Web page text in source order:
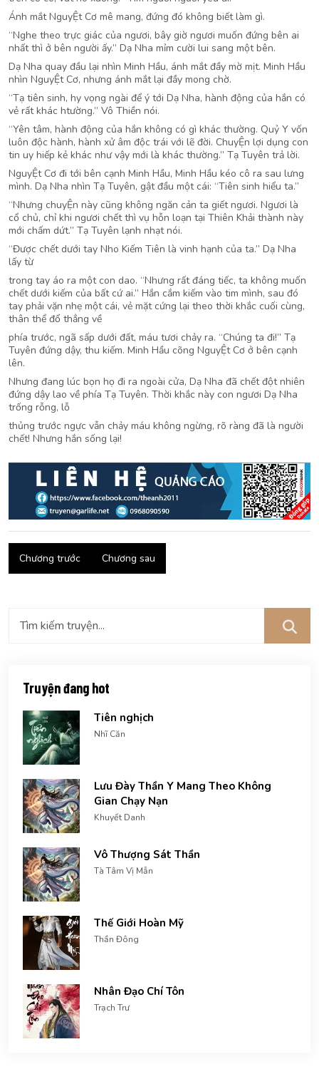
Ánh mắt NguyỆt Cơ mê mang, đứng đó không biết làm gì.
“Nghe theo trực giác của ngươi, bây giờ ngươi muốn đứng bên ai
nhất thì ở bên người ấy.” Dạ Nha mỉm cười lui sang một bên.
Dạ Nha quay đầu lại nhìn Minh Hầu, ánh mắt đầy mờ mịt. Minh Hầu
nhìn NguyỆt Cơ, nhưng ánh mắt lại đầy mong chờ.
“Tạ tiên sinh, hy vọng ngài để ý tới Dạ Nha, hành động của hắn có
vẻ rất khác htường.” Vô Thiền nói.
“Yên tâm, hành động của hắn không có gì khác thường. Quỷ Y vốn
luôn độc hành, hành xử âm độc trái với lẽ đời. ChuyỆn lợi dụng con
tin uy hiếp kẻ khác như vậy mới là khác thường.” Tạ Tuyên trả lời.
NguyỆt Cơ đi tới bên cạnh Minh Hầu, Minh Hầu kéo cô ra sau lưng
mình. Dạ Nha nhìn Tạ Tuyên, gật đầu một cái: “Tiên sinh hiểu ta.”
“Nhưng chuyỆn này cũng không ngăn cản ta giết ngươi. Ngươi là
cổ chủ, chỉ khi ngươi chết thì vụ hỗn loạn tại Thiên Khải thành này
mới chấm dứt.” Tạ Tuyên lạnh nhạt nói.
“Được chết dưới tay Nho Kiếm Tiên là vinh hạnh của ta.” Dạ Nha
lấy từ
trong tay áo ra một con dao. “Nhưng rất đáng tiếc, ta không muốn
chết dưới kiếm của bất cứ ai.” Hắn cắm kiếm vào tim mình, sau đó
tay phải vặn nhẹ một cái, vẻ mặt cứng lại theo thời khắc cuối cùng,
thân thể đổ thẳng về
phía trước, ngã sấp dưới đất, máu tươi chảy ra. “Chúng ta đi!” Tạ
Tuyên đứng dậy, thu kiếm. Minh Hầu cõng NguyỆt Cơ ở bên cạnh
lên.
Nhưng đang lúc bọn họ đi ra ngoài cửa, Dạ Nha đã chết đột nhiên
đứng dậy lao về phía Tạ Tuyên. Thời khắc này con ngươi Dạ Nha
trống rỗng, lỗ
thủng trước ngực vẫn chảy máu không ngừng, rõ ràng đã là người
chết! Nhưng hắn sống lại!
Chương trước Chương sau
Truyện đang hot
Tiên nghịch
Nhĩ Căn
Lưu Đày Thần Y Mang Theo Không
Gian Chạy Nạn
Khuyết Danh
Vô Thượng Sát Thần
Tà Tâm Vị Mẫn
Thế Giới Hoàn Mỹ
Thần Đông
Nhân Đạo Chí Tôn
Trạch Trư